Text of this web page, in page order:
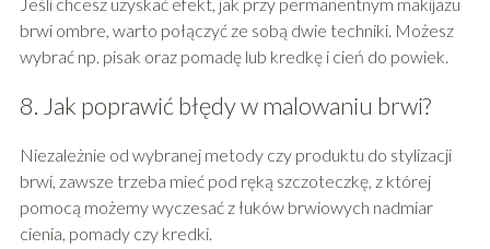
brwi ombre, warto połączyć ze sobą dwie techniki. Możesz
wybrać np. pisak oraz pomadę lub kredkę i cień do powiek.
8. Jak poprawić błędy w malowaniu brwi?
Niezależnie od wybranej metody czy produktu do stylizacji
brwi, zawsze trzeba mieć pod ręką szczoteczkę, z której
pomocą możemy wyczesać z łuków brwiowych nadmiar
cienia, pomady czy kredki.